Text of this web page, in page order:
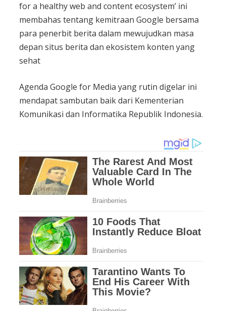
for a healthy web and content ecosystem’ ini
membahas tentang kemitraan Google bersama
para penerbit berita dalam mewujudkan masa
depan situs berita dan ekosistem konten yang
sehat
Agenda Google for Media yang rutin digelar ini
mendapat sambutan baik dari Kementerian
Komunikasi dan Informatika Republik Indonesia.